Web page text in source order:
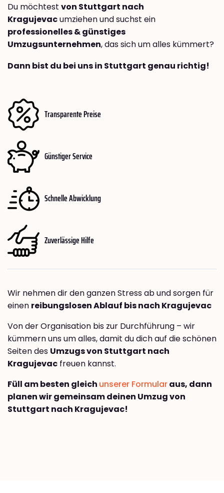
Du möchtest von Stuttgart nach
Kragujevacumziehen und suchst ein
professionelles & günstiges
Umzugsunternehmen, das sich um alles kümmert?
Dann bist du bei uns in Stuttgart genau richtig!
Transparente Preise
Günstiger Service
Schnelle Abwicklung
Zuverlässige Hilfe
Wir nehmen dir den ganzen Stress ab und sorgen für
einen reibungslosen Ablauf bis nach Kragujevac
Von der Organisation bis zur Durchführung – wir
kümmern uns um alles, damit du dich auf die schönen
Seiten des Umzugs von Stuttgart nach
Kragujevac freuen kannst.
Füll am besten gleich unserer Formularaus, dann
planen wir gemeinsam deinen Umzug von
Stuttgart nach Kragujevac!